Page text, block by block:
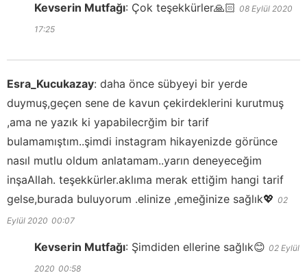
Kevserin Mutfağı: Çok teşekkürler🙏🏻 08 Eylül 2020
17:25
Esra_Kucukazay: daha önce sübyeyi bir yerde
duymuş,geçen sene de kavun çekirdeklerini kurutmuş
,ama ne yazık ki yapabilecrğim bir tarif
bulamamıştım..şimdi instagram hikayenizde görünce
nasıl mutlu oldum anlatamam..yarın deneyeceğim
inşaAllah. teşekkürler.aklıma merak ettiğim hangi tarif
gelse,burada buluyorum .elinize ,emeğinize sağlık💖 02
Eylül 2020 00:07
Kevserin Mutfağı: Şimdiden ellerine sağlık😊 02 Eylül
2020 00:58